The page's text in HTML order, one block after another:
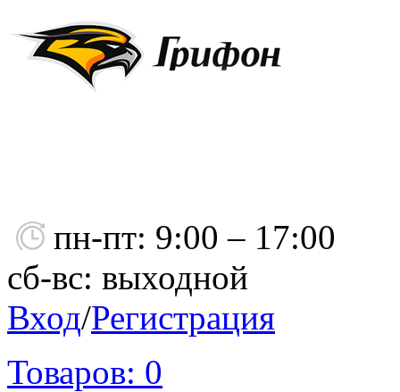
пн-пт: 9:00 – 17:00
сб-вс: выходной
Вход/Регистрация
Товаров: 0